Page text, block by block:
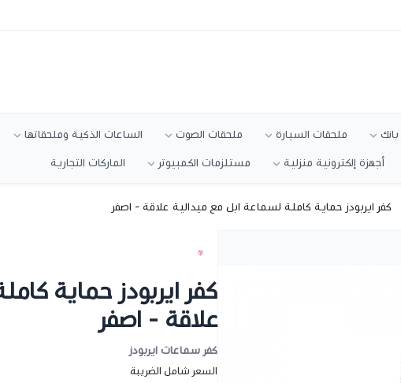
ملحقات السيارة ملحقات الصوت الساعات الذكية وملحقاتها
أجهزة إلكترونية منزلية مستلزمات الكمبيوتر الماركات التجارية
كفر ايربودز حماية كاملة لسماعة ابل مع ميدالية علاقة - اصفر
كفر ايربودز حماية
علاقة - اصفر
كفر سماعات ايربودز
السعر شامل الضريبة